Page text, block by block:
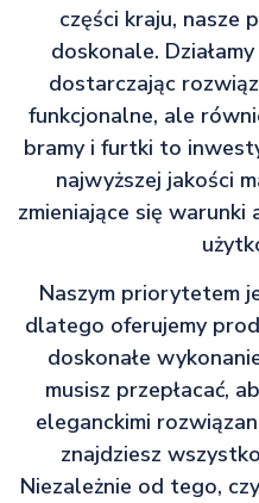
części kraju, nasze
doskonale.
dostarczając
funkcjonalne, ale
bramy i furtki to
najwyższej jakości
zmieniające się
Naszym priorytetem
dlatego oferujemy
doskonałe
musisz przepłacać,
eleganckimi
znajdziesz
Niezależnie od tego,